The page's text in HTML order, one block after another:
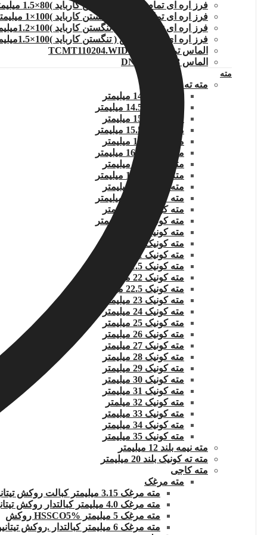
فرز اره ای تمام الماس ( تنگستن کارباید )80×1.5 میلیمتر
فرز اره ای تمام الماس ( تنگستن کارباید )100×1 میلیمتر
فرز اره ای تمام الماس ( تنگستن کارباید )100×1.2میلیمتر
فرز اره ای تمام الماس ( تنگستن کارباید )100×1.5میلیمتر
الماس تراشکاری TCMT110204.WIDIA
الماس DNMG150608
مته
مته ته کونیک
مته کونیک 14 میلیمتر
مته کونیک 15 میلیمتر
مته کونیک 15.5 میلیمتر
مته کونیک 16 میلیمتر
مته کونیک 16.5 میلیمتر
مته کونیک 17 میلیمتر
مته کونیک 17.5 میلیمتر
مته کونیک 18 میلیمتر
مته کونیک 18.5 میلیمتر
مته کونیک 19 میلیمتر
مته کونیک 19.5 میلیمتر
مته کونیک 20 میلیمتر
مته کونیک 20.5 میلیمتر
مته کونیک 21 میلیمتر
مته کونیک 21.5 میلیمتر
مته کونیک 22 میلیمتر
مته کونیک 22.5 میلیمتر
مته کونیک 23 میلیمتر
مته کونیک 24 میلیمتر
مته کونیک 25 میلیمتر
مته کونیک 26 میلیمتر
مته کونیک 27 میلیمتر
مته کونیک 28 میلیمتر
مته کونیک 29 میلیمتر
مته کونیک 30 میلیمتر
مته کونیک 31 میلیمتر
مته کونیک 32 میلمتر
مته کونیک 33 میلیمتر
مته کونیک 34 میلیمتر
مته کونیک 35 میلیمتر
مته نیمه بلند 12 میلیمتر
مته ته کونیک بلند 20 میلیمتر
مته کاجی
مته مرغک
مته مرغک 3.15 میلیمتر کبالت روکش تیتانیوم
مته مرغک 4.0 میلیمتر کبالتدار روکش تیتانیوم
مته مرغک 5 میلیمتر HSSCO5% روکش
مته مرغک 6 میلیمتر کبالتدار .روکش تیتانیوم